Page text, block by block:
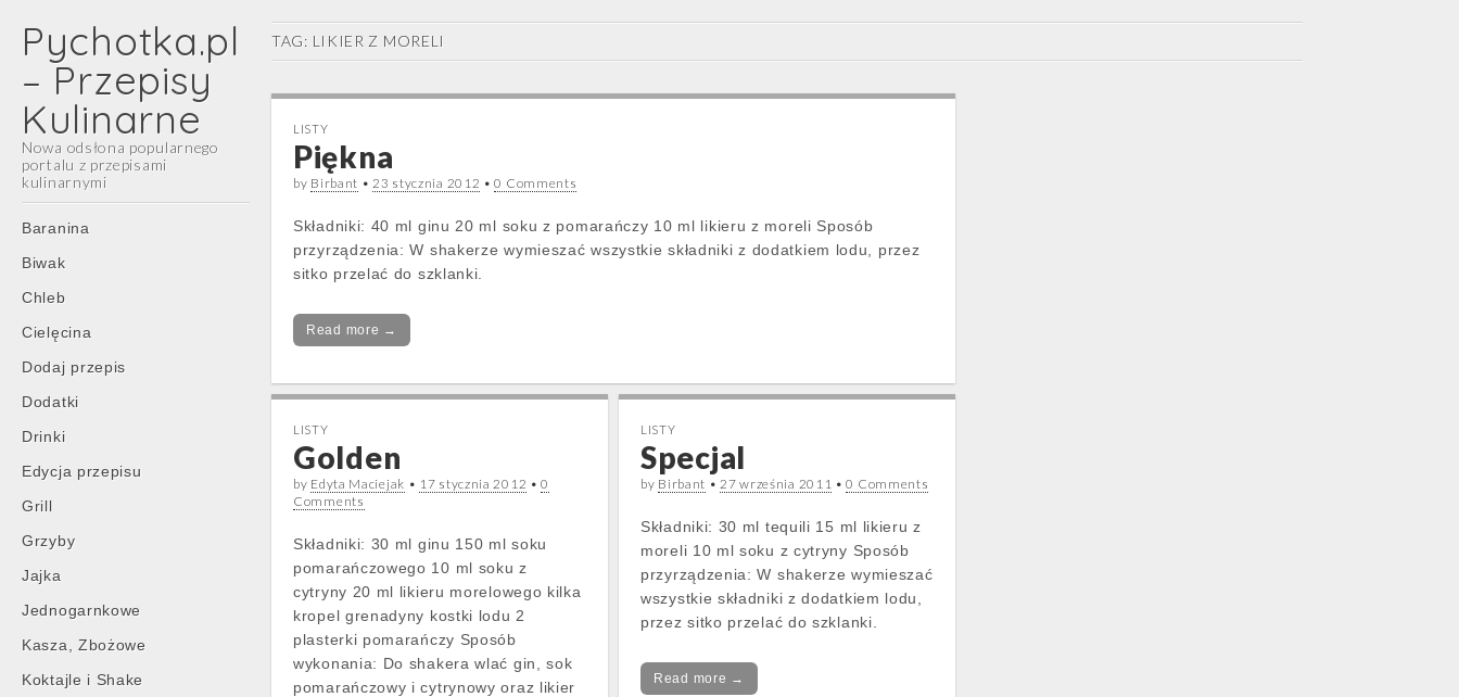
Pychotka.pl
– Przepisy
Kulinarne
Nowa odsłona popularnego
portalu z przepisami
kulinarnymi
Main
menu
Skip
content
Baranina
Biwak
Chleb
Cielęcina
Dodaj przepis
Dodatki
Drinki
Edycja przepisu
Grill
Grzyby
Jajka
Jednogarnkowe
Kasza, Zbożowe
Koktajle i Shake
TAG: LIKIER Z MORELI
LISTY
Piękna
by Birbant •23 stycznia 2012 •0 Comments
Składniki: 40 ml ginu 20 ml soku z pomarańczy 10 ml likieru z moreli Sposób
przyrządzenia: W shakerze wymieszać wszystkie składniki z dodatkiem lodu, przez
sitko przelać do szklanki.
Read more →
LISTY
Golden
by Edyta Maciejak • 17 stycznia 2012 •0
Comments
Składniki: 30 ml ginu 150 ml soku
pomarańczowego 10 ml soku z
cytryny 20 ml likieru morelowego kilka
kropel grenadyny kostki lodu 2
plasterki pomarańczy Sposób
wykonania: Do shakera wlać gin, sok
pomarańczowy i cytrynowy oraz likier
LISTY
Specjal
by Birbant •27 września 2011 •0 Comments
Składniki: 30 ml tequili 15 ml likieru z
moreli 10 ml soku z cytryny Sposób
przyrządzenia: W shakerze wymieszać
wszystkie składniki z dodatkiem lodu,
przez sitko przelać do szklanki.
Read more →